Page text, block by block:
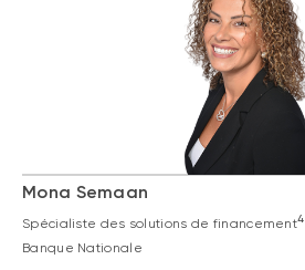
Mona Semaan
Spécialiste des solutions de financement4
Banque Nationale